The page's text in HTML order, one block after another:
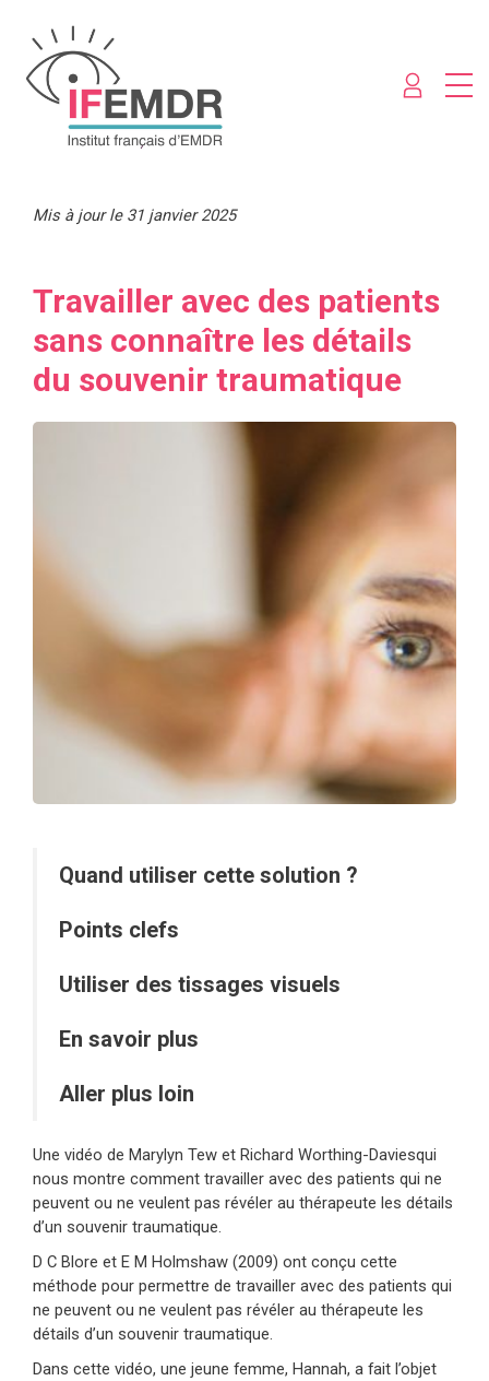
Travailler avec des patients
sans connaître les détails
du souvenir traumatique
Mis à jour le 31 janvier 2025
Quand utiliser cette solution ?
Points clefs
Utiliser des tissages visuels
En savoir plus
Aller plus loin
Une vidéo de Marylyn Tew et Richard Worthing-Daviesqui
nous montre comment travailler avec des patients qui ne
peuvent ou ne veulent pas révéler au thérapeute les détails
d’un souvenir traumatique.
D C Blore et E M Holmshaw (2009) ont conçu cette
méthode pour permettre de travailler avec des patients qui
ne peuvent ou ne veulent pas révéler au thérapeute les
détails d’un souvenir traumatique.
Dans cette vidéo, une jeune femme, Hannah, a fait l’objet